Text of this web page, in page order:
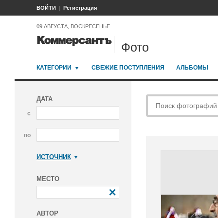
ВОЙТИ Регистрация
09 АВГУСТА, ВОСКРЕСЕНЬЕ
Фото
КАТЕГОРИИ СВЕЖИЕ ПОСТУПЛЕНИЯ АЛЬБОМЫ
ДАТА
с
по
ИСТОЧНИК
МЕСТО
АВТОР